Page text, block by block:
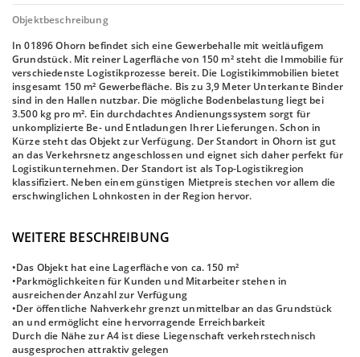
Objektbeschreibung
In 01896 Ohorn befindet sich eine Gewerbehalle mit weitläufigem
Grundstück. Mit reiner Lagerfläche von 150 m² steht die Immobilie für
verschiedenste Logistikprozesse bereit. Die Logistikimmobilien bietet
insgesamt 150 m² Gewerbefläche. Bis zu 3,9 Meter Unterkante Binder
sind in den Hallen nutzbar. Die mögliche Bodenbelastung liegt bei
3.500 kg pro m². Ein durchdachtes Andienungssystem sorgt für
unkomplizierte Be- und Entladungen Ihrer Lieferungen. Schon in
Kürze steht das Objekt zur Verfügung. Der Standort in Ohorn ist gut
an das Verkehrsnetz angeschlossen und eignet sich daher perfekt für
Logistikunternehmen. Der Standort ist als Top-Logistikregion
klassifiziert. Neben einem günstigen Mietpreis stechen vor allem die
erschwinglichen Lohnkosten in der Region hervor.
WEITERE BESCHREIBUNG
•Das Objekt hat eine Lagerfläche von ca. 150 m²
•Parkmöglichkeiten für Kunden und Mitarbeiter stehen in
ausreichender Anzahl zur Verfügung
•Der öffentliche Nahverkehr grenzt unmittelbar an das Grundstück
an und ermöglicht eine hervorragende Erreichbarkeit
Durch die Nähe zur A4 ist diese Liegenschaft verkehrstechnisch
ausgesprochen attraktiv gelegen